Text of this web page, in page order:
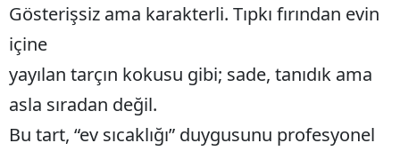
Gösterişsiz ama karakterli. Tıpkı fırından evin
içine
yayılan tarçın kokusu gibi; sade, tanıdık ama
asla sıradan değil.
Bu tart, “ev sıcaklığı” duygusunu profesyonel